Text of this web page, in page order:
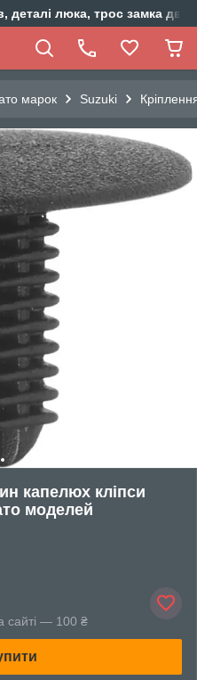
деталі люка, трос замка
марок Suzuki
капелюх кліпси
моделей
сайті — 100 ₴